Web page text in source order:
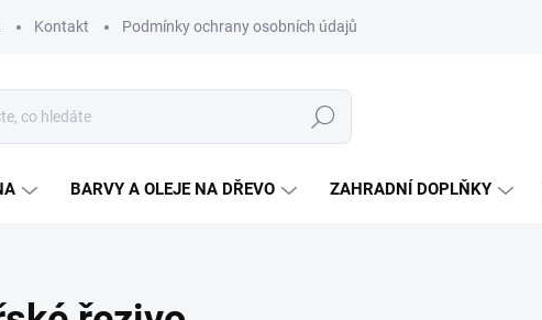
Kontakt Podmínky ochrany osobních údajů
Hledat
BARVY A OLEJE NA DŘEVO ZAHRADNÍ DOPLŇKY